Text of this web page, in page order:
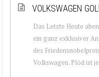
VOLKSWAGEN
Das Letzte Heute
ein ganz exklusiver
des
Volkswagen. Plöd ist